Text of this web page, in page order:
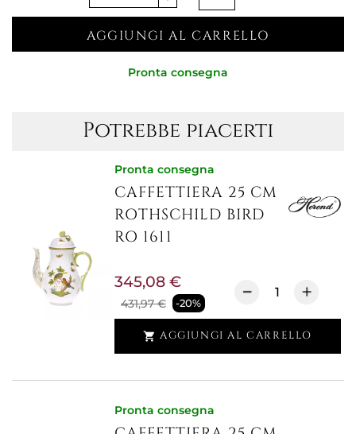
AGGIUNGI AL CARRELLO
Pronta consegna
Potrebbe piacerti
Pronta consegna
CAFFETTIERA 25 CM
ROTHSCHILD BIRD
RO 1611
431,97 € -20%
345,08 €
 AGGIUNGI AL CARRELLO
Pronta consegna